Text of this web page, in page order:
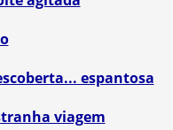
espantosa
viagem